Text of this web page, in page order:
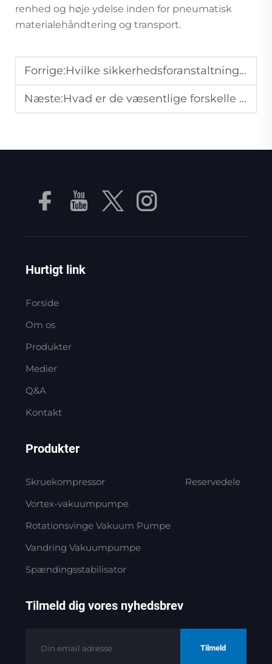
renhed og høje ydelse inden for pneumatisk
materialehåndtering og transport.
Forrige:Hvilke sikkerhedsforanstaltninger skal der træffes ved vedligeholdelse af luftkompressorens tank?
Næste:Hvad er de væsentlige forskelle mellem oliespærrede og oliefrie vakuum-pumper til fremstilling?
Hurtigt link
Forside
Om os
Produkter
Medier
Q&A
Kontakt
Produkter
Skruekompressor
Vortex-vakuumpumpe
Rotationsvinge Vakuum Pumpe
Vandring Vakuumpumpe
Spændingsstabilisator
Reservedele
Tilmeld dig vores nyhedsbrev
Tilmeld